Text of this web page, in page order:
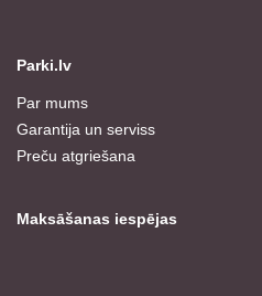
Parki.lv
Par mums
Garantija un serviss
Preču atgriešana
Maksāšanas iespējas